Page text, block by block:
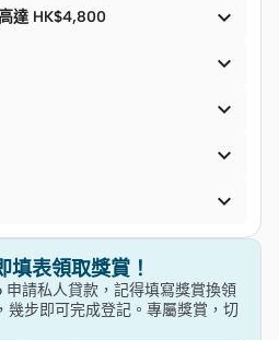
達 HK$4,800 




表領取獎賞！
請私人貸款，記得填寫獎賞換領
幾步即可完成登記。專屬獎賞，切